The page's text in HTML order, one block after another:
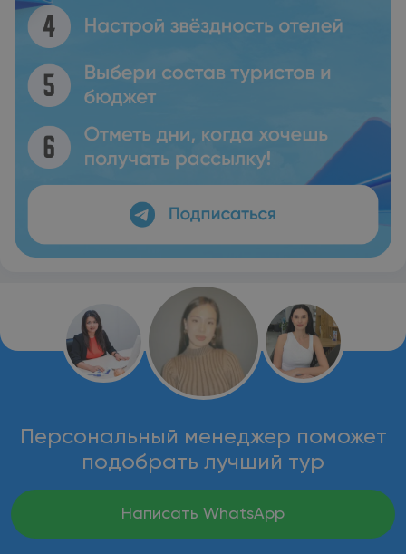
Персональный менеджер поможет
подобрать лучший тур
Написать WhatsApp